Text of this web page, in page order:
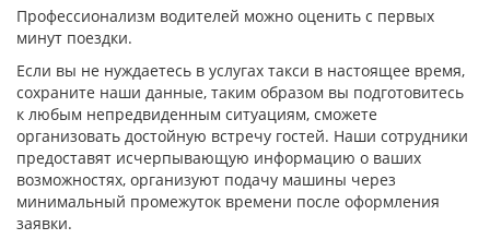
Профессионализм водителей можно оценить с первых
минут поездки.
Если вы не нуждаетесь в услугах такси в настоящее время,
сохраните наши данные, таким образом вы подготовитесь
к любым непредвиденным ситуациям, сможете
организовать достойную встречу гостей. Наши сотрудники
предоставят исчерпывающую информацию о ваших
возможностях, организуют подачу машины через
минимальный промежуток времени после оформления
заявки.